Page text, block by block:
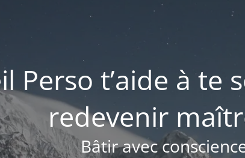
Perso t’aide à
redevenir
Bâtir avec